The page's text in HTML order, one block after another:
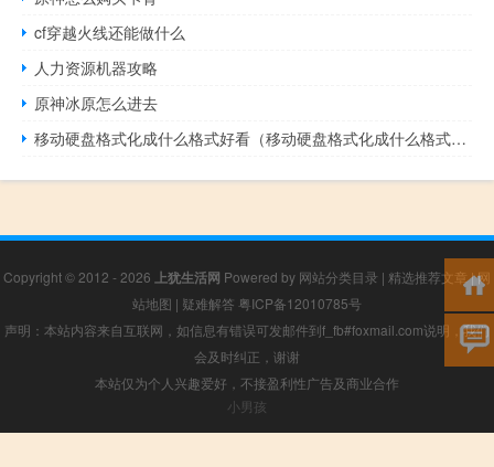
cf穿越火线还能做什么
人力资源机器攻略
原神冰原怎么进去
移动硬盘格式化成什么格式好看（移动硬盘格式化成什么格式好）
Copyright © 2012 - 2026 上犹生活网 Powered by 网站分类目录 | 精选推荐文章|网
站地图 | 疑难解答 粤ICP备12010785号
声明：本站内容来自互联网，如信息有错误可发邮件到f_fb#foxmail.com说明，我们
会及时纠正，谢谢
本站仅为个人兴趣爱好，不接盈利性广告及商业合作
小男孩